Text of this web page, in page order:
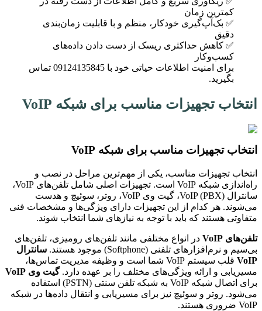
کمترین زمان
✅ بک‌آپ‌گیری خودکار، منظم و با قابلیت زمان‌بندی
دقیق
✅ کاهش حداکثری ریسک از دست دادن داده‌های
کسب‌وکار
برای امنیت اطلاعات حیاتی خود با 09124135845 تماس
بگیرید.
انتخاب تجهیزات مناسب برای شبکه VoIP
انتخاب تجهیزات مناسب برای شبکه VoIP
انتخاب تجهیزات مناسب، یکی از مهم‌ترین مراحل در نصب و
راه‌اندازی شبکه VoIP است. تجهیزات اصلی شامل تلفن‌های VoIP،
سانترال VoIP (PBX)، گیت وی VoIP، روتر، سوئیچ و هدست
می‌شوند. هر کدام از این تجهیزات دارای ویژگی‌ها و مشخصات فنی
متفاوتی هستند که باید با توجه به نیازهای شما انتخاب شوند.
تلفن‌های VoIP
در انواع مختلفی مانند تلفن‌های رومیزی، تلفن‌های
بی‌سیم و نرم‌افزارهای تلفنی (Softphone) موجود هستند.
سانترال
VoIP
قلب سیستم VoIP شما است و وظیفه مدیریت تماس‌ها،
مسیریابی و ارائه ویژگی‌های مختلف را بر عهده دارد.گیت وی VoIP
برای اتصال شبکه VoIP به شبکه تلفن سنتی (PSTN) استفاده
می‌شود. روتر و سوئیچ نیز برای مسیریابی و انتقال داده‌ها در شبکه
VoIP ضروری هستند.